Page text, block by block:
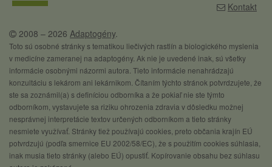
Kontakt
2008 – 2026 Adaptogény.
Toto sú osobné stránky s tematikou liečivých rastlín a biologického myslenia
v medicíne zameranej na adaptogény. Ak nie je uvedené inak, sú všetky
informácie osobnými názormi autora. Tieto informácie nenahrádzajú
konzultáciu s lekárom ani lekárnikom. Čítaním týchto stránok potvrdzujete, že
ste sa zoznámil(a) s definíciou odborníka a že pokiaľ nie ste týmto
odborníkom, vystavujete sa riziku ohrozenia zdravia v dôsledku možnej
nesprávnej interpretácie textov určených odborníkom a tieto stránky
nesmiete využívať. Stránky tiež používajú cookies, preto občania krajín EÚ
potvrdzujú (podľa smernice EU 2002/58/EC), že s použitím cookies súhlasia,
inak musia tieto stránky (alebo EÚ) opustiť. Kopírovanie obsahu bez súhlasu